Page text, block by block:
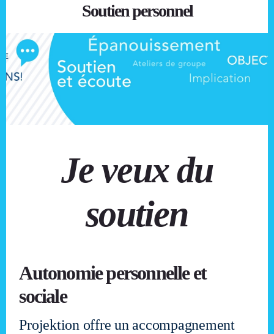
Soutien personnel
Je veux du
soutien
Autonomie personnelle et
sociale
Projektion offre un accompagnement